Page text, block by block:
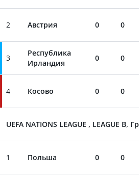
2 Австрия 0 0
3
Республика
Ирландия
0 0
4 Косово 0 0
UEFA NATIONS LEAGUE , LEAGUE B,
1 Польша 0 0